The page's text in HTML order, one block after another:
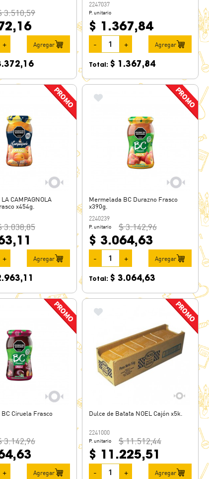
3.510,59
+ Agregar
2247037
P. unitario
$ 1.367,84
- + Agregar
Total: $ 1.367,84
CAMPAGNOLA
x454g.
3.038,85
+ Agregar
Mermelada BC Durazno Frasco
x390g.
2240239
P. unitario $ 3.142,96
$ 3.064,63
- + Agregar
Total: $ 3.064,63
Ciruela Frasco
3.142,96
+ Agregar
Dulce de Batata NOEL Cajón x5k.
2241000
P. unitario $ 11.512,44
$ 11.225,51
- + Agregar